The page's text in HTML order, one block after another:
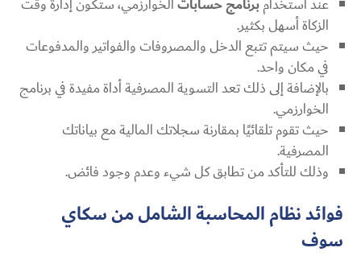
برنامج حسابات
الزكاة أسهل بكثير.
حيث سيتم تتبع الدخل والمصروفات والفواتير والمدفوعات
في مكان واحد.
بالإضافة إلى ذلك تعد التسوية المصرفية أداة مفيدة في برنامج
الخوارزمي.
حيث تقوم تلقائيًا بمقارنة سجلاتك المالية مع بياناتك
المصرفية.
وذلك للتأكد من تطابق كل شيء وعدم وجود فائض.
فوائد نظام المحاسبة الشامل من سكاي
سوف